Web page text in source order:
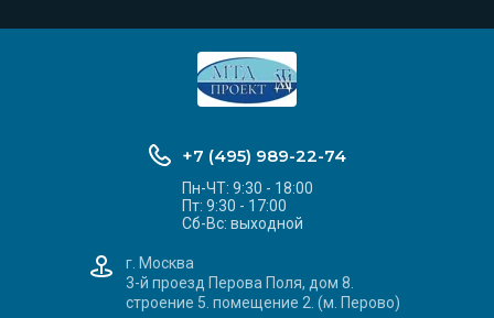
+7 (495) 989-22-74
Пн-ЧТ: 9:30 - 18:00
Пт: 9:30 - 17:00
Сб-Вс: выходной
г. Москва
3-й проезд Перова Поля, дом 8.
строение 5. помещение 2. (м. Перово)